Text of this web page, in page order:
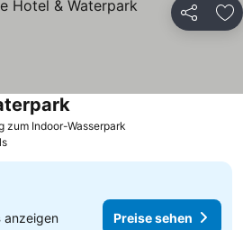
Teilen
zum Indoor-Wasserpark
anzeigen Preise sehen